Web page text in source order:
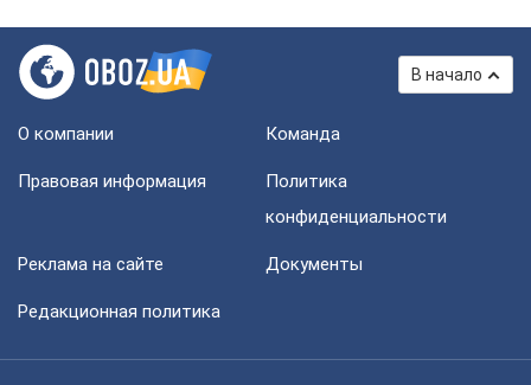
В начало
О компании Команда
Правовая информация
Политика
конфиденциальности
Реклама на сайте Документы
Редакционная политика